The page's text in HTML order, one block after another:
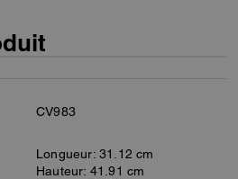
CV983
Longueur: 31.12 cm
Hauteur: 41.91 cm